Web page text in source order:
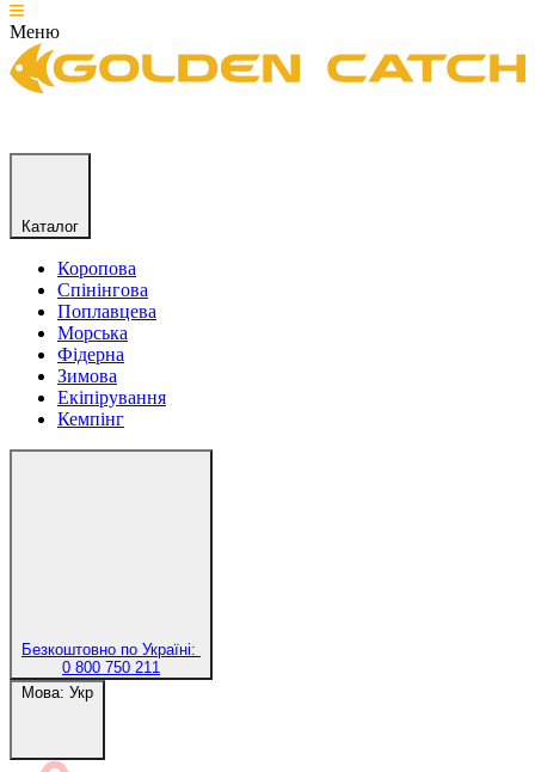
Меню
Каталог
Коропова
Спінінгова
Поплавцева
Морська
Фідерна
Зимова
Екіпірування
Кемпінг
Безкоштовно по Україні:
0 800 750 211
Мова: Укр